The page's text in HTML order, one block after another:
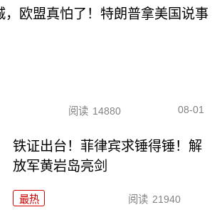
，欧盟真怕了！特朗普拿美国说事
阅读 14880 08-01
铁证出台！菲律宾求锤得锤！解
放军黄岩岛亮剑
最热 阅读 21940